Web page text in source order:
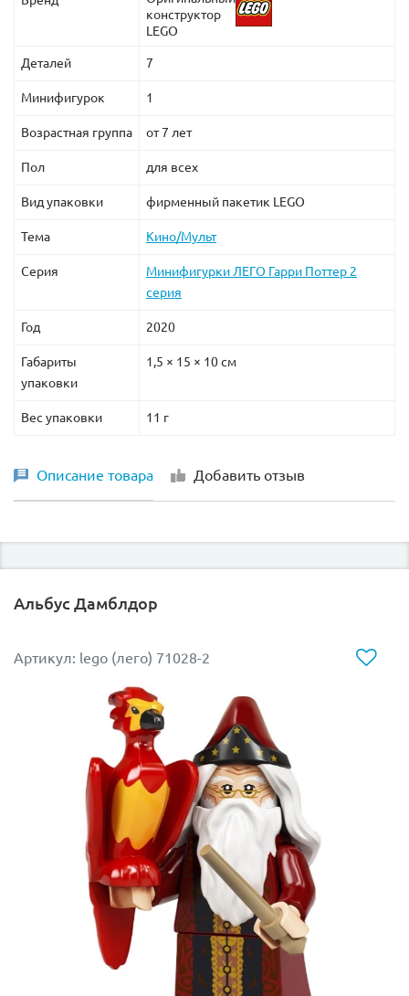
конструктор
LEGO
Деталей 7
Минифигурок 1
Возрастная группа от 7 лет
Пол для всех
Вид упаковки фирменный пакетик LEGO
Тема Кино/Мульт
Серия
Минифигурки ЛЕГО Гарри Поттер 2
серия
Год 2020
Габариты
упаковки
1,5 × 15 × 10 см
Вес упаковки 11 г
Описание товара Добавить отзыв
Альбус Дамблдор
Артикул: lego (лего) 71028-2